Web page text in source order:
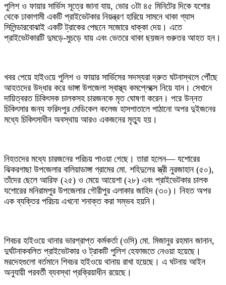
পুলিশ ও ফায়ার সার্ভিস সূত্রে জানা যায়, ভোর ৩টা ৪৫ মিনিটের দিকে যশোর
থেকে ঢাকাগামী একটি প্রাইভেটকার নিয়ন্ত্রণ হারিয়ে সামনে থাকা গ্যাস
সিলিন্ডারবোঝাই একটি ট্রাকের পেছনে সজোরে ধাক্কা দেয়। এতে
প্রাইভেটকারটি দুমড়ে-মুচড়ে যায় এবং ভেতরে থাকা ছয়জন গুরুতর আহত হন।
খবর পেয়ে হাইওয়ে পুলিশ ও ফায়ার সার্ভিসের সদস্যরা দ্রুত ঘটনাস্থলে পৌঁছে
আহতদের উদ্ধার করে ভাঙ্গা উপজেলা স্বাস্থ্য কমপ্লেক্সে নিয়ে যান। সেখানে
দায়িত্বরত চিকিৎসক চালকসহ চারজনকে মৃত ঘোষণা করেন। পরে উন্নত
চিকিৎসার জন্য ফরিদপুর মেডিকেল কলেজ হাসপাতালে পাঠানো অপর দুইজনের
মধ্যে চিকিৎসাধীন অবস্থায় আরও একজনের মৃত্যু হয়।
নিহতদের মধ্যে চারজনের পরিচয় পাওয়া গেছে। তারা হলেন— যশোরের
ঝিকরগাছা উপজেলার বালিয়াডাঙ্গা গ্রামের মো. শহিদুলের স্ত্রী নুরজাহান (৫০),
তাঁদের ছেলে আরিফ (২৫) ও মেয়ে আয়েশা (২৮) এবং প্রাইভেটকার চালক
যশোরের মনিরামপুর উপজেলার গৌরীপুর এলাকার জাহিদ (৩০)। নিহত অপর
এক ব্যক্তির পরিচয় এখনো শনাক্ত করা সম্ভব হয়নি।
শিবচর হাইওয়ে থানার ভারপ্রাপ্ত কর্মকর্তা (ওসি) মো. মিজানুর রহমান জানান,
দুর্ঘটনাকবলিত প্রাইভেটকার ও ট্রাকটি পুলিশ হেফাজতে নেওয়া হয়েছে।
মরদেহগুলো বর্তমানে শিবচর হাইওয়ে থানায় রাখা হয়েছে। এ ঘটনায় আইন
অনুযায়ী পরবর্তী ব্যবস্থা প্রক্রিয়াধীন রয়েছে।